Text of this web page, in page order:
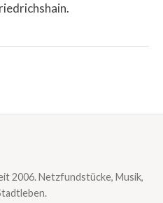
2006. Netzfundstücke, Musik,